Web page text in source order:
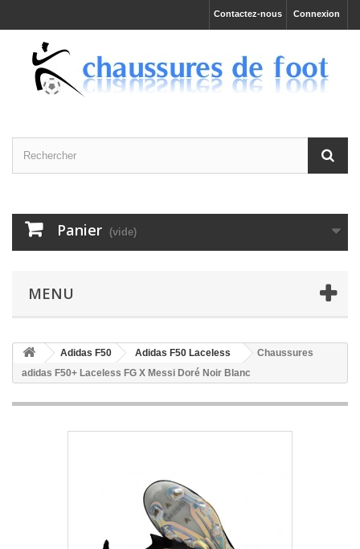
Connexion
Contactez-nous
Panier (vide)
MENU
Adidas F50 Adidas F50 Laceless
Chaussures
adidas F50+ Laceless FG X Messi Doré Noir Blanc